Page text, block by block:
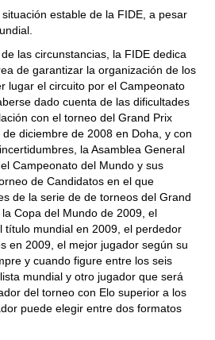
estable de la FIDE, a pesar
las circunstancias, la FIDE dedica
de garantizar la organización de los
lugar el circuito por el Campeonato
dado cuenta de las dificultades
con el torneo del Grand Prix
diciembre de 2008 en Doha, y con
la Asamblea General
Campeonato del Mundo y sus
de Candidatos en el que
de la serie de de torneos del Grand
Copa del Mundo de 2009, el
título mundial en 2009, el perdedor
en 2009, el mejor jugador según su
y cuando figure entre los seis
mundial y otro jugador que será
del torneo con Elo superior a los
puede elegir entre dos formatos